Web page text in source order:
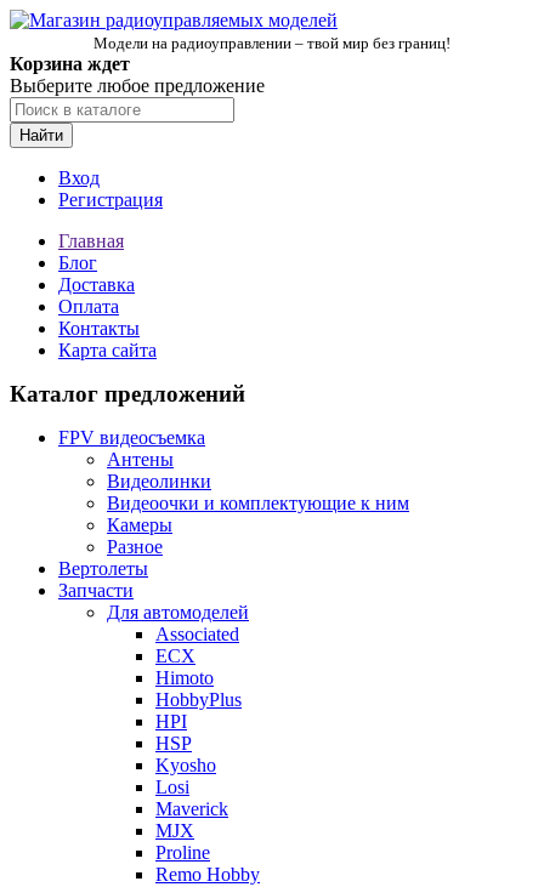
Модели на радиоуправлении – твой мир без границ!
Корзина ждет
Выберите любое предложение
Найти
Вход
Регистрация
Главная
Блог
Доставка
Оплата
Контакты
Карта сайта
Каталог предложений
FPV видеосъемка
Антены
Видеолинки
Видеоочки и комплектующие к ним
Камеры
Разное
Вертолеты
Запчасти
Для автомоделей
Associated
ECX
Himoto
HobbyPlus
HPI
HSP
Kyosho
Losi
Maverick
MJX
Proline
Remo Hobby